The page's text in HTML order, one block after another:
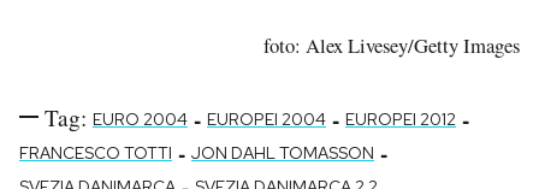
foto: Alex Livesey/Getty Images
Tag: EURO 2004 - EUROPEI 2004 - EUROPEI 2012 -
FRANCESCO TOTTI - JON DAHL TOMASSON -